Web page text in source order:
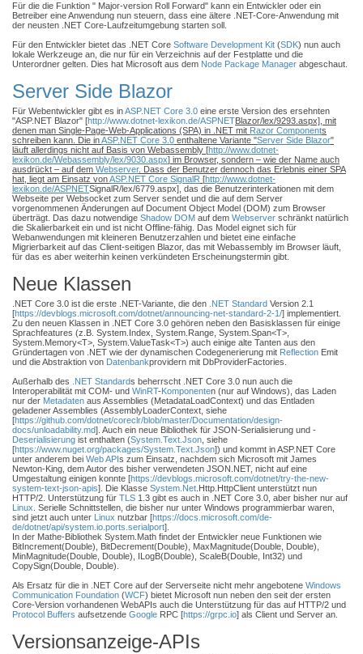
Für die die Funktion " Major-version Roll Forward" kann ein Entwickler oder ein
Betreiber eine Anwendung nun steuern, dass eine ältere .NET-Core-Anwendung mit
der neusten .NET Core-Laufzeitumgebung starten soll.
Für den Entwickler bietet das .NET Core Software Development Kit (SDK) nun auch
lokale Werkzeuge an, die nur für ein Verzeichnis auf der Festplatte und die
Unterordner gelten. Dies hat Microsoft aus dem Node Package Manager abgeschaut.
Server Side Blazor
Für Webentwickler gibt es inASP.NET Core 3.0 eine erste Version des ersehnten
"ASP.NET Blazor" [http://www.dotnet-lexikon.de/ASPNETBlazor/lex/9293.aspx], mit
denen man Single-Page-Web-Applications (SPA) in .NET mit Razor Components
schreiben kann. Die inASP.NET Core 3.0 enthaltene Variante "Server Side Blazor"
läuft allerdings nicht auf Basis von Webassembly [http://www.dotnet-
lexikon.de/Webassembly/lex/9030.aspx] im Browser, sondern – wie der Name auch
ausdrückt – auf dem Webserver. Dass der Benutzer dennoch das Erlebnis einer SPA
hat, liegt am Einsatz vonASP.NET Core SignalR [http://www.dotnet-
lexikon.de/ASPNETSignalR/lex/6779.aspx], das die Benutzerinterkationen mit dem
Webseite per Websocket zum Server sendet und die auf dem Server
vorgenommenen Änderungen auf Document Object Model (DOM) zum Browser
überträgt. Das dazu notwendige Shadow DOM auf dem Webserver schränkt natürlich
die Skalierbarkeit ein und ist nicht Offline-fähig. Das Model eignet sich für
Webanwendungen mit kleineren Benutzerzahlen und bietet eine einfache
Migrierbarkeit auf das Client-seitigen Blazor, das mit Webassembly im Browser läuft,
für das es aber weiterhin keinen verkündeten Erscheinungstermin gibt.
Neue Klassen
.NET Core 3.0 ist die erste .NET-Variante, die den .NET Standard Version 2.1
[https://devblogs.microsoft.com/dotnet/announcing-net-standard-2-1/] implementiert.
Zu den neuen Klassen in .NET Core 3.0 gehören neben den Basisklassen für einige
Sprachfeatures (z.B. System.Index, System.Range, System.Span<T>,
System.Memory<T>, System.ValueTask<T>) auch einige alte Tanten aus den
Gründertagen von .NET wie der dynamischen Codegenerierung mit Reflection Emit
und die Abstraktion von Datenbankprovidern mit DbProviderFactories.
Außerhalb des
.NET Standards beherrscht .NET Core 3.0 nun auch die
Interoperabilität mit COM- und WinRT-Komponenten (nur auf Windows), das Laden
nur der Metadaten aus Assemblies (MetadataLoadContext) und das Entladen
geladener Assemblies (AssemblyLoaderContext, siehe
[https://github.com/dotnet/coreclr/blob/master/Documentation/design-
docs/unloadability.md]. Auch ein neue Bibliothek für JSON-Serialisierung und -
Deserialisierung ist enthalten (System.Text.Json , siehe
[https://www.nuget.org/packages/System.Text.Json]) und kommt in ASP.NET Core
unter anderem bei Web APIs zum Einsatz, nachdem sich Microsoft mit James
Newton-King, dem Autor des bisher verwendeten JSON.NET, nicht auf eine
Umgestaltung einigen konnte [https://devblogs.microsoft.com/dotnet/try-the-new-
system-text-json-apis]. Die Klasse System.Net .Http.HttpClient unterstützt nun
HTTP/2. Unterstützung für TLS 1.3 gibt es auch in .NET Core 3.0, aber bisher nur auf
Linux . Serielle Schnittstellen, die bisher nur unter Windows programmierbar waren,
sind jetzt auch unter Linux nutzbar [https://docs.microsoft.com/de-
de/dotnet/api/system.io.ports.serialport].
In der Mathe-Bibliothek System.Math findet der Entwickler neue Funktionen wie
BitIncrement(Double), BitDecrement(Double), MaxMagnitude(Double, Double),
MinMagnitude(Double, Double), ILogB(Double), ScaleB(Double, Int32) und
CopySign(Double, Double).
Als Ersatz für die in .NET Core auf der Serverseite nicht mehr angebotene Windows
Communication Foundation (WCF) bietet Microsoft nun neben den seit der ersten
Core-Version vorhandenen WebAPIs auch die Unterstützung für das auf HTTP/2 und
Protocol Buffers aufsetzende Google RPC [https://grpc.io] als Client und Server an.
Versionsanzeige-APIs